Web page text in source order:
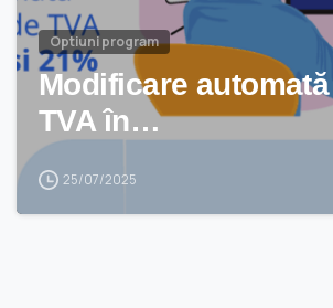
Optiuni program
Modificare
TVA în…
25/07/2025